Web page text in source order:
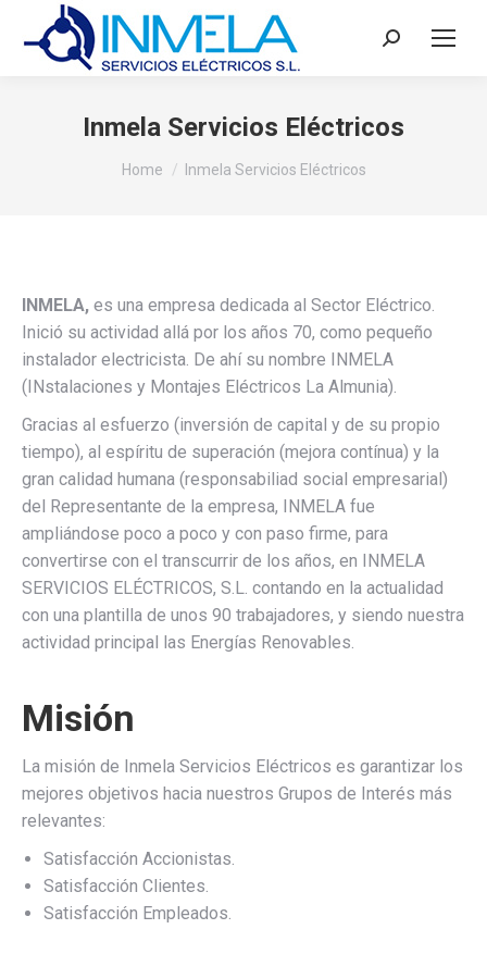
Search:
Inmela Servicios Eléctricos
You are here:
Home Inmela Servicios Eléctricos
INMELA, es una empresa dedicada al Sector Eléctrico.
Inició su actividad allá por los años 70, como pequeño
instalador electricista. De ahí su nombre INMELA
(INstalaciones y Montajes Eléctricos La Almunia).
Gracias al esfuerzo (inversión de capital y de su propio
tiempo), al espíritu de superación (mejora contínua) y la
gran calidad humana (responsabiliad social empresarial)
del Representante de la empresa, INMELA fue
ampliándose poco a poco y con paso firme, para
convertirse con el transcurrir de los años, en INMELA
SERVICIOS ELÉCTRICOS, S.L. contando en la actualidad
con una plantilla de unos 90 trabajadores, y siendo nuestra
actividad principal las Energías Renovables.
Misión
La misión de Inmela Servicios Eléctricos es garantizar los
mejores objetivos hacia nuestros Grupos de Interés más
relevantes:
Satisfacción Accionistas.
Satisfacción Clientes.
Satisfacción Empleados.